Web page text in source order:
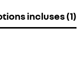
incluses (1)